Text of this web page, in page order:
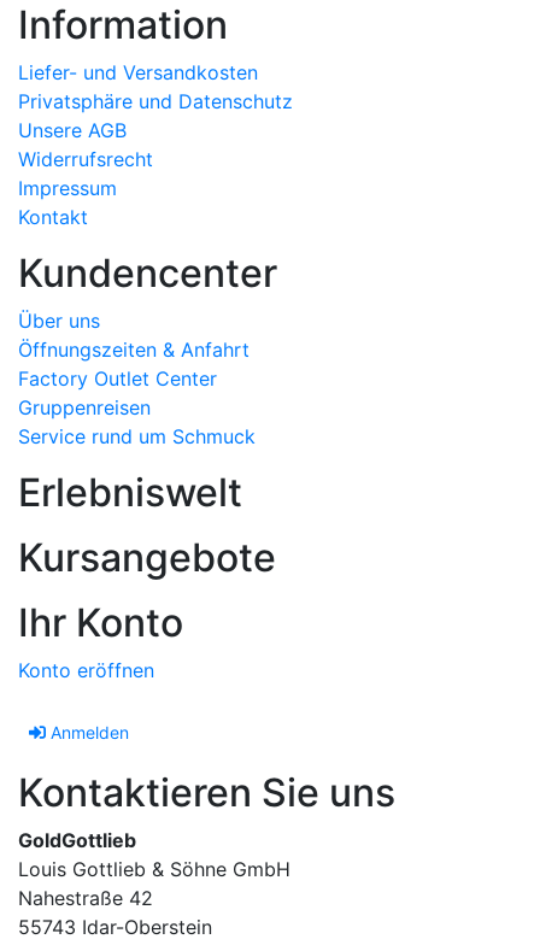
Information
Liefer- und Versandkosten
Privatsphäre und Datenschutz
Unsere AGB
Widerrufsrecht
Impressum
Kontakt
Kundencenter
Über uns
Öffnungszeiten & Anfahrt
Factory Outlet Center
Gruppenreisen
Service rund um Schmuck
Erlebniswelt
Kursangebote
Ihr Konto
Konto eröffnen
Anmelden
Kontaktieren Sie uns
GoldGottlieb
Louis Gottlieb & Söhne GmbH
Nahestraße 42
55743 Idar-Oberstein